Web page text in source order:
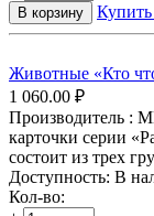
В корзину
Животные «Кто
1 060.00 ₽
Производитель :
карточки серии
состоит из трех
Доступность: В
Кол-во: